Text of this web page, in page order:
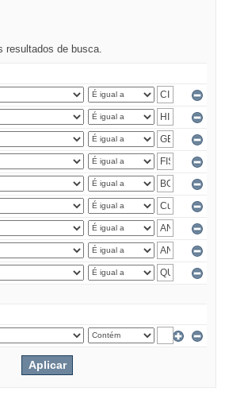
resultados de busca.